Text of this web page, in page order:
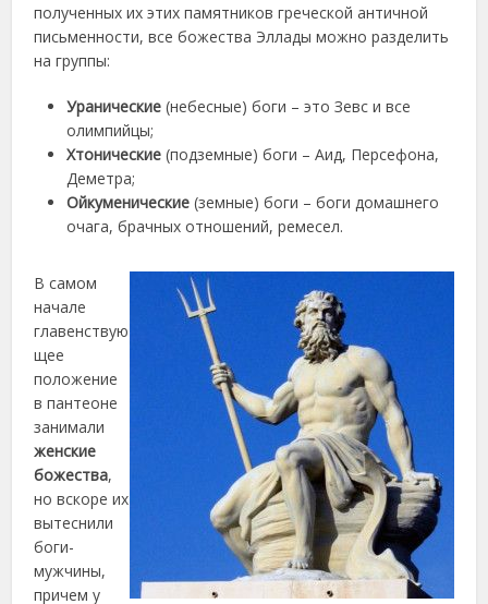
полученных их этих памятников греческой античной
письменности, все божества Эллады можно разделить
на группы:
Уранические (небесные) боги – это Зевс и все
олимпийцы;
Хтонические (подземные) боги – Аид, Персефона,
Деметра;
Ойкуменические (земные) боги – боги домашнего
очага, брачных отношений, ремесел.
В самом
начале
главенствую
щее
положение
в пантеоне
занимали
женские
божества,
но вскоре их
вытеснили
боги-
мужчины,
причем у